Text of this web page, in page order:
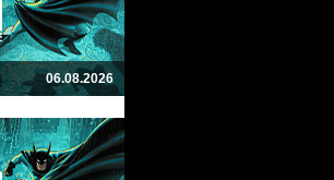
06.08.2026